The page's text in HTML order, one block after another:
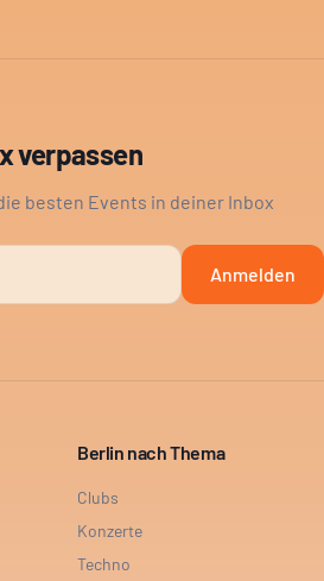
verpassen
besten Events in deiner Inbox
Anmelden
Berlin nach Thema
Clubs
Konzerte
Techno